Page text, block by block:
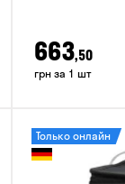
663,50
грн за 1 шт
Только онлайн